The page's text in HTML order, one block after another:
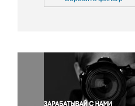
Окружающая среда
Политика
Правосудие
Происшествия и